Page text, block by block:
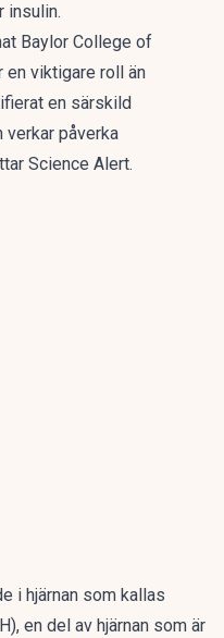
insulin.
Baylor College of
en viktigare roll än
en särskild
verkar påverka
Science Alert.
i hjärnan som kallas
en del av hjärnan som är